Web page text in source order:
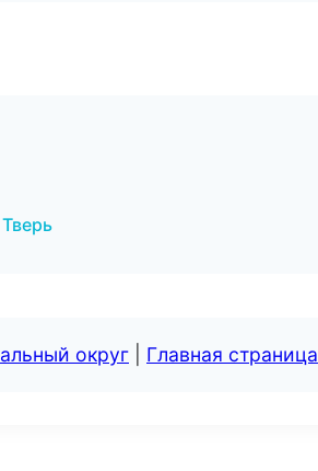
округ Главная страница